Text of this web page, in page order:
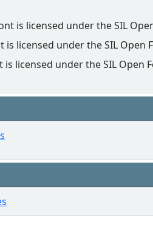
is licensed under the SIL
licensed under the SIL Open
licensed under the SIL Open